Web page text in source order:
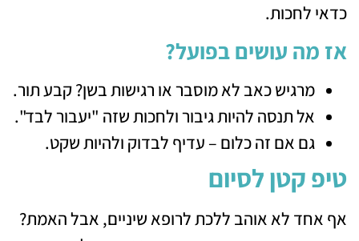
כדאי לחכות.
אז מה עושים בפועל?
מרגיש כאב לא מוסבר או רגישות בשן? קבע תור.
אל תנסה להיות גיבור ולחכות שזה "יעבור לבד".
גם אם זה כלום – עדיף לבדוק ולהיות שקט.
טיפ קטן לסיום
אף אחד לא אוהב ללכת לרופא שיניים, אבל האמת?